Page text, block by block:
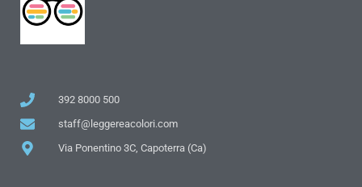
392 8000 500
staff@leggereacolori.com
Via Ponentino 3C, Capoterra (Ca)